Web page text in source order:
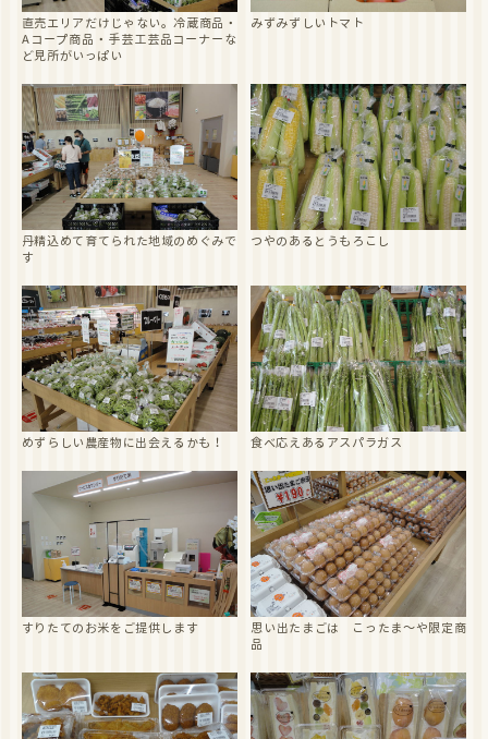
是非ご来店下さい。
こったま～や＿ホームページ
2022/2/1
イベント
2022年3月18日～22日には「お彼岸フェア」を開催。
是非ご来店下さい。
こったま～や ホームページ
2022/2/1
イベント
2022年3月1日～3日には「おひなさまフェア」を開催。
是非ご来店下さい。
こったま～や ホームページ
2022/2/1
2022年2月1日～3日は「節分フェア」を開催。
是非ご来店下さい。
こったま～や ホームページ
直売エリアだけじゃない。冷蔵商品・
Aコープ商品・手芸工芸品コーナーな
ど見所がいっぱい
みずみずしいトマト
丹精込めて育てられた地域のめぐみで
す
つやのあるとうもろこし
めずらしい農産物に出会えるかも！ 食べ応えあるアスパラガス
すりたてのお米をご提供します
思い出たまごは こったま～や限定商
品